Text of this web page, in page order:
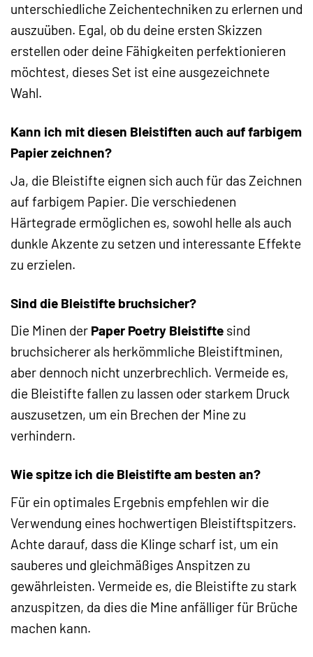
unterschiedliche Zeichentechniken zu erlernen und
auszuüben. Egal, ob du deine ersten Skizzen
erstellen oder deine Fähigkeiten perfektionieren
möchtest, dieses Set ist eine ausgezeichnete
Wahl.
Kann ich mit diesen Bleistiften auch auf farbigem
Papier zeichnen?
Ja, die Bleistifte eignen sich auch für das Zeichnen
auf farbigem Papier. Die verschiedenen
Härtegrade ermöglichen es, sowohl helle als auch
dunkle Akzente zu setzen und interessante Effekte
zu erzielen.
Sind die Bleistifte bruchsicher?
Die Minen der Paper Poetry Bleistifte sind
bruchsicherer als herkömmliche Bleistiftminen,
aber dennoch nicht unzerbrechlich. Vermeide es,
die Bleistifte fallen zu lassen oder starkem Druck
auszusetzen, um ein Brechen der Mine zu
verhindern.
Wie spitze ich die Bleistifte am besten an?
Für ein optimales Ergebnis empfehlen wir die
Verwendung eines hochwertigen Bleistiftspitzers.
Achte darauf, dass die Klinge scharf ist, um ein
sauberes und gleichmäßiges Anspitzen zu
gewährleisten. Vermeide es, die Bleistifte zu stark
anzuspitzen, da dies die Mine anfälliger für Brüche
machen kann.